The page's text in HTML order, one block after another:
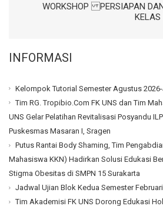
WORKSHOP PERSIAPAN
INFORMASI
Kelompok Tutorial Semester Agustus
Tim RG. Tropibio.Com FK UNS dan Tim
UNS Gelar Pelatihan Revitalisasi Posyandu
Puskesmas Masaran I, Sragen
Putus Rantai Body Shaming, Tim
Mahasiswa KKN) Hadirkan Solusi Edukasi
Stigma Obesitas di SMPN 15 Surakarta
Jadwal Ujian Blok Kedua Semester
Tim Akademisi FK UNS Dorong Edukasi